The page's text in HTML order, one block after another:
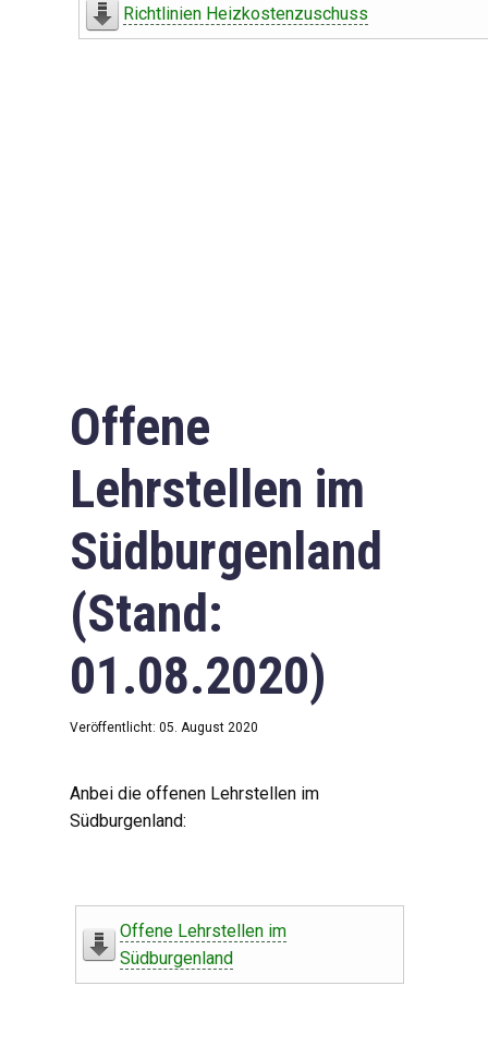
Richtlinien Heizkostenzuschuss
Offene
Lehrstellen im
Südburgenland
(Stand:
01.08.2020)
Veröffentlicht: 05. August 2020
Anbei die offenen Lehrstellen im
Südburgenland:
Offene Lehrstellen im
Südburgenland